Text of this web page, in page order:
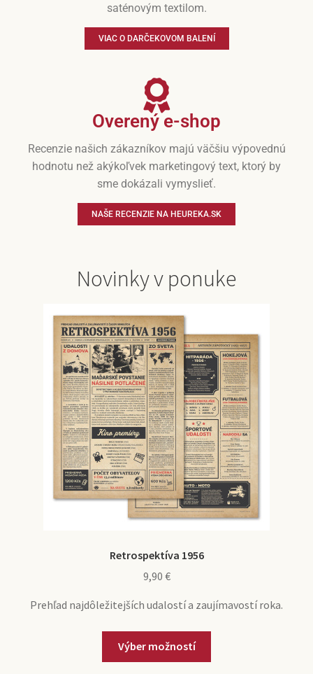
saténovým textilom.
VIAC O DARČEKOVOM BALENÍ
Overený e-shop
Recenzie našich zákazníkov majú väčšiu výpovednú
hodnotu než akýkoľvek marketingový text, ktorý by
sme dokázali vymyslieť.
NAŠE RECENZIE NA HEUREKA.SK
Novinky v ponuke
Retrospektíva 1956
9,90 €
Prehľad najdôležitejších udalostí a zaujímavostí roka.
Výber možností